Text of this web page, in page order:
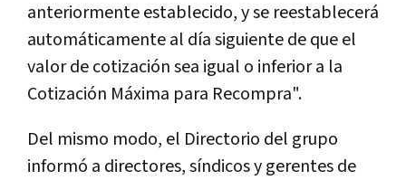
anteriormente establecido, y se reestablecerá
automáticamente al día siguiente de que el
valor de cotización sea igual o inferior a la
Cotización Máxima para Recompra".
Del mismo modo, el Directorio del grupo
informó a directores, síndicos y gerentes de